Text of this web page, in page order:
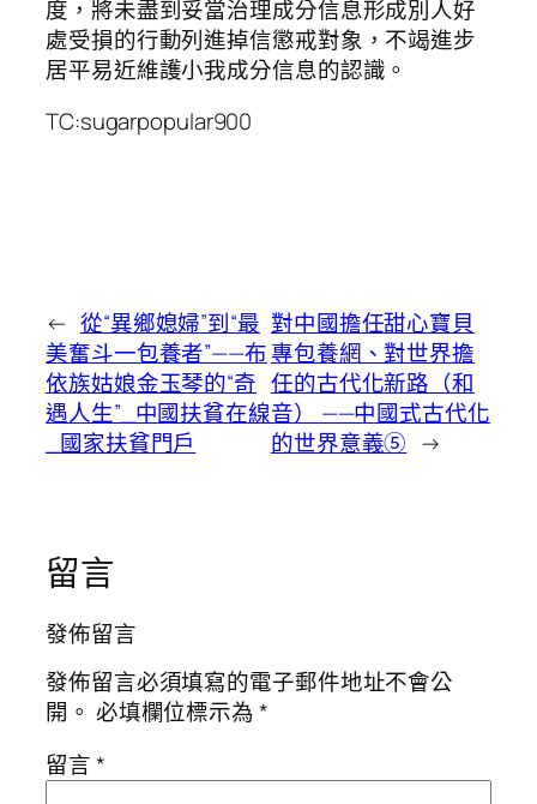
度，將未盡到妥當治理成分信息形成別人好
處受損的行動列進掉信懲戒對象，不竭進步
居平易近維護小我成分信息的認識。
TC:sugarpopular900
← 從“異鄉媳婦”到“最
美奮斗一包養者”——布
依族姑娘金玉琴的“奇
遇人生”_中國扶貧在線
_國家扶貧門戶
對中國擔任甜心寶貝
專包養網、對世界擔
任的古代化新路（和
音） ——中國式古代化
的世界意義⑤ →
留言
發佈留言
發佈留言必須填寫的電子郵件地址不會公
開。 必填欄位標示為*
留言*